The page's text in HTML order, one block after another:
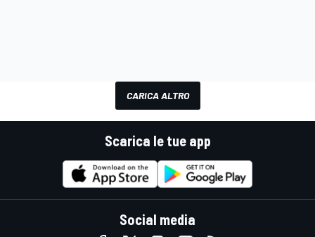
CARICA ALTRO
Scarica le tue app
Social media